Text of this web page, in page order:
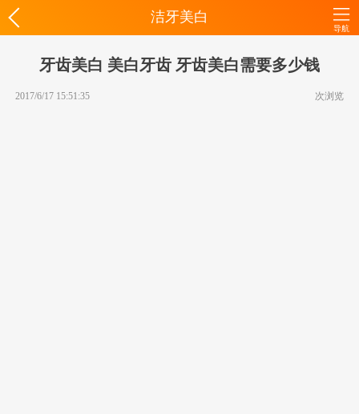
洁牙美白
导航
牙齿美白 美白牙齿 牙齿美白需要多少钱
2017/6/17 15:51:35 次浏览